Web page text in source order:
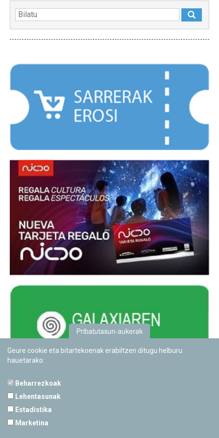
Pribatutasun-aukerak
Geure cookie eta bitartekoenak erabiltzen ditugu helburu
hauetarako:
Beharrezkoak
Lehentasunak
Estadistika
Marketina